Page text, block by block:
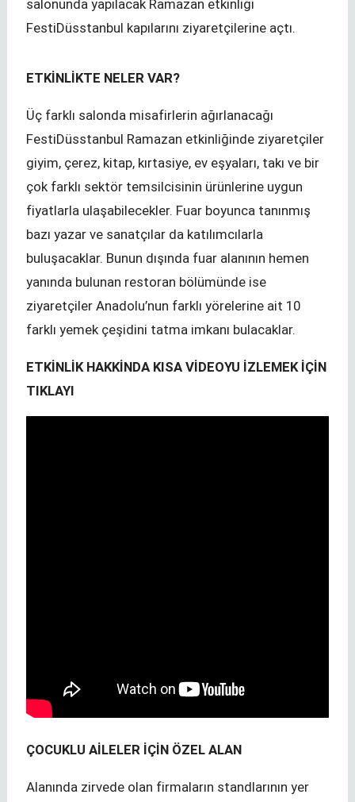
salonunda yapılacak Ramazan etkinliği
FestiDüsstanbul kapılarını ziyaretçilerine açtı.
ETKİNLİKTE NELER VAR?
Üç farklı salonda misafirlerin ağırlanacağı
FestiDüsstanbul Ramazan etkinliğinde ziyaretçiler
giyim, çerez, kitap, kırtasiye, ev eşyaları, takı ve bir
çok farklı sektör temsilcisinin ürünlerine uygun
fiyatlarla ulaşabilecekler. Fuar boyunca tanınmış
bazı yazar ve sanatçılar da katılımcılarla
buluşacaklar. Bunun dışında fuar alanının hemen
yanında bulunan restoran bölümünde ise
ziyaretçiler Anadolu’nun farklı yörelerine ait 10
farklı yemek çeşidini tatma imkanı bulacaklar.
ETKİNLİK HAKKİNDA KISA VİDEOYU İZLEMEK İÇİN
TIKLAYI
ÇOCUKLU AİLELER İÇİN ÖZEL ALAN
Alanında zirvede olan firmaların standlarının yer